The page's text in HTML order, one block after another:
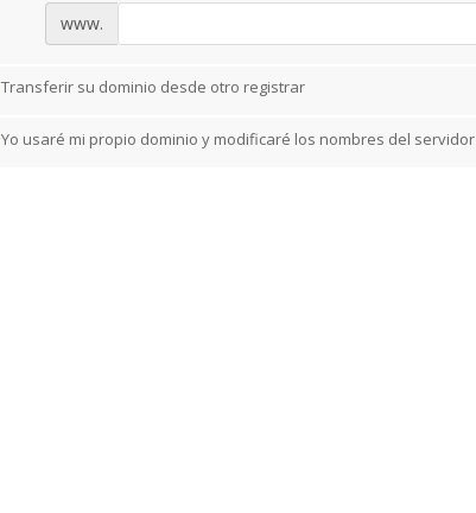
www.
Transferir su dominio desde otro registrar
Yo usaré mi propio dominio y modificaré los nombres del servidor